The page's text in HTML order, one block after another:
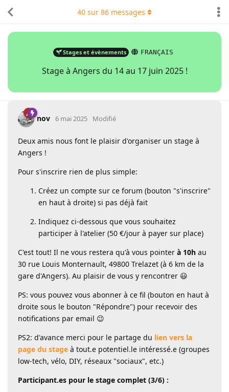
Stages et évènements FRANÇAIS
Stage à Angers du 14 au 17 juin 2025 !
40 sur 86 messages
nov 6 mai 2025 Modifié
Deux amis nous font le plaisir d'organiser un stage à
Angers !
Pour s'inscrire rien de plus simple:
Créez un compte sur ce forum (bouton "s'inscrire"
en haut à droite) si pas déjà fait
Indiquez ci-dessous que vous souhaitez
participer à l'atelier (50 €/jour à payer sur place)
C'est tout! Il ne vous restera qu'à vous pointer à 10h au
30 rue Louis Monternault, 49800 Trelazet (à 6 km de la
gare d'Angers). Au plaisir de vous y rencontrer 😃
PS: vous pouvez vous abonner à ce fil (bouton en haut à
droite sous le bouton "Répondre") pour recevoir des
notifications par email 😉
PS2: d'avance merci pour le partage du lien vers la
page du stage à tout.e potentiel.le intéressé.e (groupes
low-tech, vélo, DIY, réseaux "sociaux", etc.)
Participant.es pour le stage complet (3/6) :